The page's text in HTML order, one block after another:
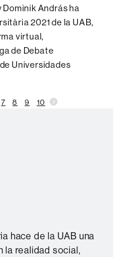
András ha
2021 de la UAB,
virtual,
de Debate
Universidades
7 8 9 10
hace de la UAB una
la realidad social,